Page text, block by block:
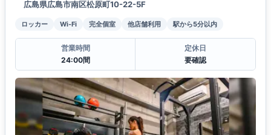
広島県広島市南区松原町10-22-5F
ロッカー Wi-Fi 完全個室 他店舗利用 駅から5分以内
営業時間
24:00間
定休日
要確認